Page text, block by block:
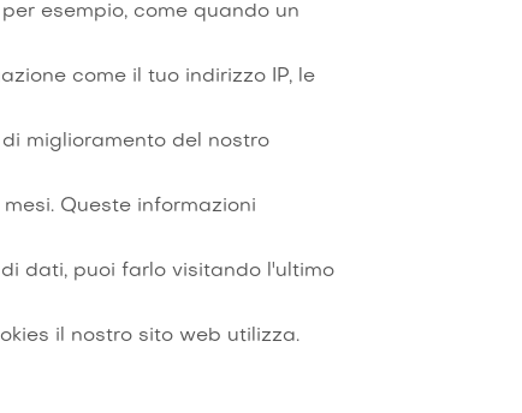
esempio, come quando un
come il tuo indirizzo IP, le
miglioramento del nostro
Queste informazioni
dati, puoi farlo visitando l'ultimo
il nostro sito web utilizza.